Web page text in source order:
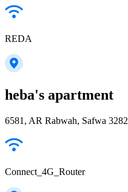
REDA
heba's apartment
6581, AR Rabwah, Safwa
Connect_4G_Router